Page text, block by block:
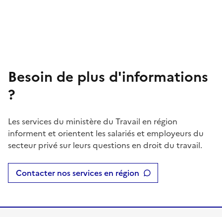
Besoin de plus d'informations
?
Les services du ministère du Travail en région
informent et orientent les salariés et employeurs du
secteur privé sur leurs questions en droit du travail.
Contacter nos services en région